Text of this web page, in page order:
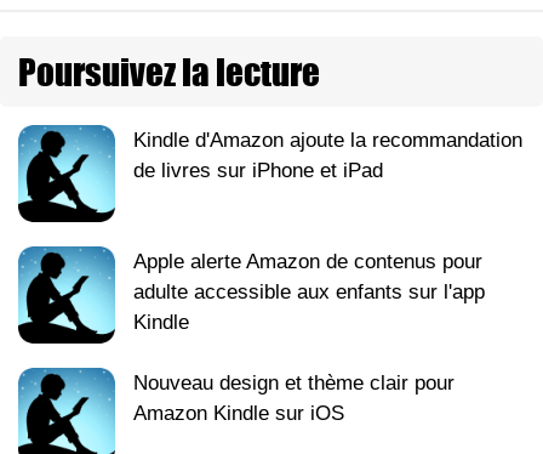
Poursuivez la lecture
Kindle d'Amazon ajoute la recommandation
de livres sur iPhone et iPad
Apple alerte Amazon de contenus pour
adulte accessible aux enfants sur l'app
Kindle
Nouveau design et thème clair pour
Amazon Kindle sur iOS